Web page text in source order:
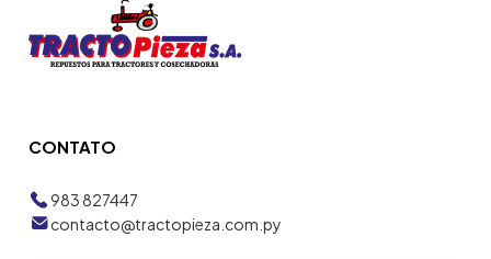
CONTATO
983 827447
contacto@tractopieza.com.py